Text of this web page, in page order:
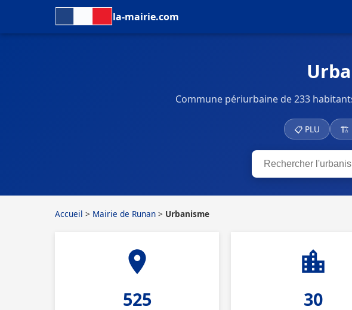
la-mairie.com
Commune périurbaine de 233
📋 PLU 🏗
Accueil > Mairie de Runan > Urbanisme
525 30